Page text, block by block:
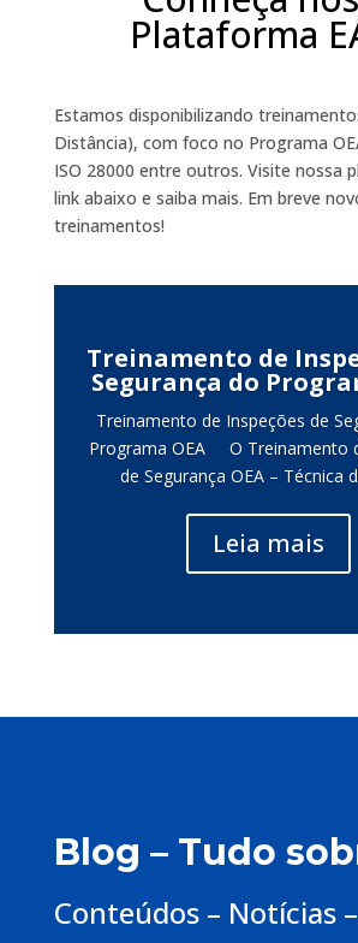
Plataforma
Estamos disponibilizando
Distância), com foco no Programa
ISO 28000 entre outros. Visite nossa
link abaixo e saiba mais. Em breve
treinamentos!
Treinamento de
Segurança do
Treinamento de Inspeções de
Programa OEA O Treinamento
de Segurança OEA – Técnica
Leia mais
Blog – Tudo
Conteúdos – Notícias –